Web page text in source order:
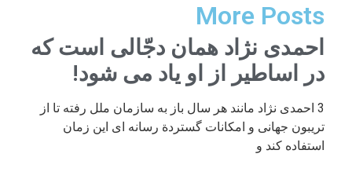
More Posts
احمدی نژاد همان دجّالی است که
در اساطیر از او یاد می شود!
3 احمدی نژاد مانند هر سال باز به سازمان ملل رفته تا از
تریبون جهانی و امکانات گستردة رسانه ای این زمان
استفاده کند و